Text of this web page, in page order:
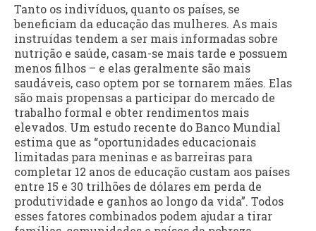
Tanto os indivíduos, quanto os países, se
beneficiam da educação das mulheres. As mais
instruídas tendem a ser mais informadas sobre
nutrição e saúde, casam-se mais tarde e possuem
menos filhos – e elas geralmente são mais
saudáveis, caso optem por se tornarem mães. Elas
são mais propensas a participar do mercado de
trabalho formal e obter rendimentos mais
elevados. Um estudo recente do Banco Mundial
estima que as “oportunidades educacionais
limitadas para meninas e as barreiras para
completar 12 anos de educação custam aos países
entre 15 e 30 trilhões de dólares em perda de
produtividade e ganhos ao longo da vida”. Todos
esses fatores combinados podem ajudar a tirar